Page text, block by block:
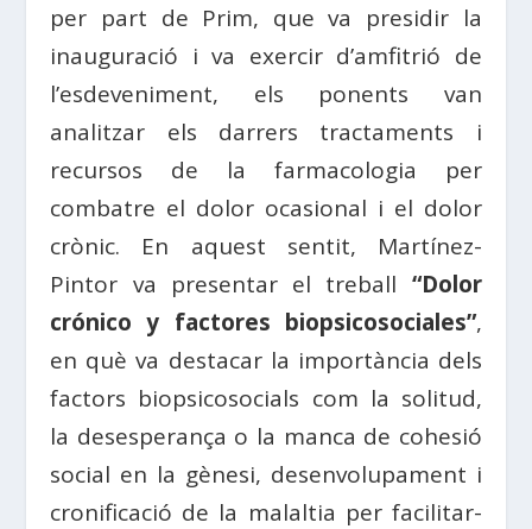
per part de Prim, que va presidir la
inauguració i va exercir d’amfitrió de
l’esdeveniment, els ponents van
analitzar els darrers tractaments i
recursos de la farmacologia per
combatre el dolor ocasional i el dolor
crònic. En aquest sentit, Martínez-
Pintor va presentar el treball “Dolor
crónico y factores biopsicosociales”,
en què va destacar la importància dels
factors biopsicosocials com la solitud,
la desesperança o la manca de cohesió
social en la gènesi, desenvolupament i
cronificació de la malaltia per facilitar-